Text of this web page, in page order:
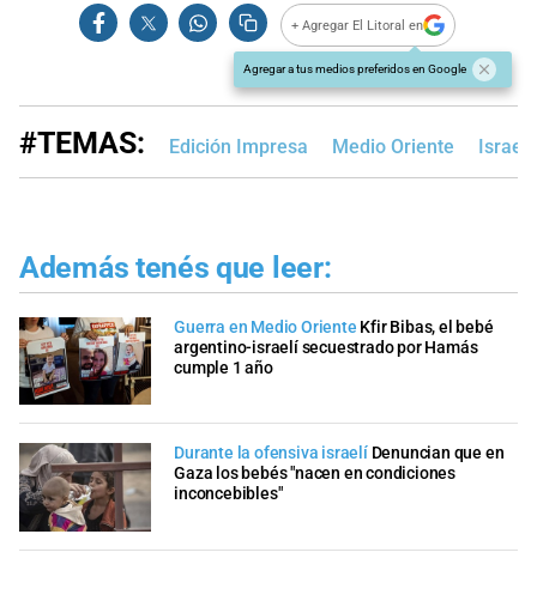
+ Agregar El Litoral en
Agregar a tus medios preferidos en Google
#TEMAS: Edición Impresa Medio Oriente Israel
Además tenés que leer:
Guerra en Medio Oriente Kfir Bibas, el bebé
argentino-israelí secuestrado por Hamás
cumple 1 año
Durante la ofensiva israelí Denuncian que en
Gaza los bebés "nacen en condiciones
inconcebibles"